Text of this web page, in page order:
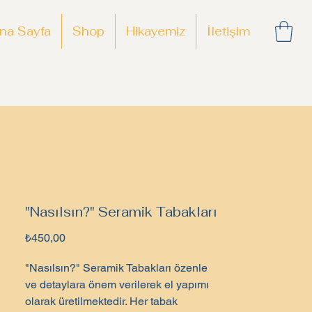
Sayfa Shop Hikayemiz İletişim
"Nasılsın?" Seramik Tabakları
₺450,00Fiyat
"Nasılsın?" Seramik Tabakları özenle
ve detaylara önem verilerek el yapımı
olarak üretilmektedir. Her tabak